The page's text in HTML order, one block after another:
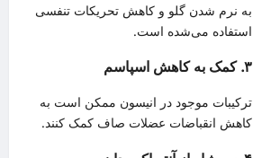
به نرم شدن گلو و کاهش تحریکات تنفسی
استفاده می‌شده است.
۳. کمک به کاهش اسپاسم
ترکیبات موجود در انیسون ممکن است به
کاهش انقباضات عضلات صاف کمک کنند.